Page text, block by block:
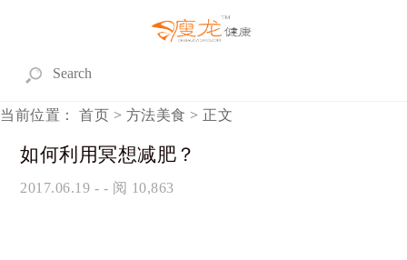
当前位置： 首页 > 方法美食 > 正文
如何利用冥想减肥？
2017.06.19 - - 阅 10,863